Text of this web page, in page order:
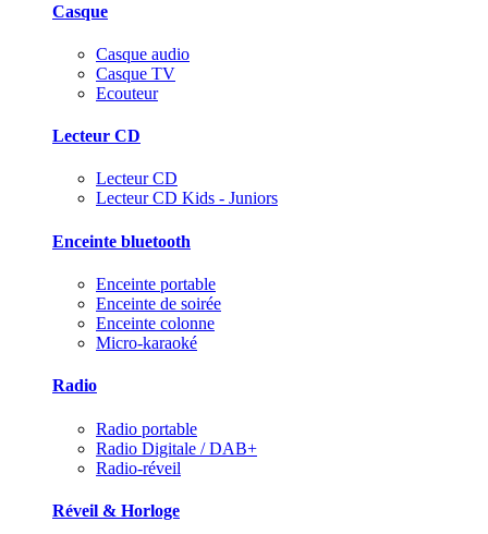
Casque
Casque audio
Casque TV
Ecouteur
Lecteur CD
Lecteur CD
Lecteur CD Kids - Juniors
Enceinte bluetooth
Enceinte portable
Enceinte de soirée
Enceinte colonne
Micro-karaoké
Radio
Radio portable
Radio Digitale / DAB+
Radio-réveil
Réveil & Horloge